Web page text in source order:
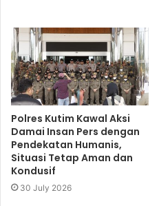
Polres Kutim Kawal Aksi
Damai Insan Pers dengan
Pendekatan Humanis,
Situasi Tetap Aman dan
Kondusif
30 July 2026